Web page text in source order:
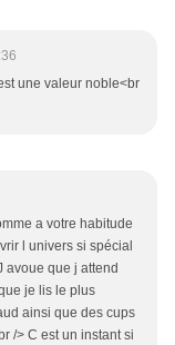
une valeur noble<br
a votre habitude
l univers si spécial
avoue que j attend
je lis le plus
ainsi que des cups
/> C est un instant si